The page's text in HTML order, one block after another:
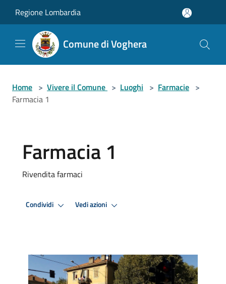
Regione Lombardia
Comune di Voghera
Home > Vivere il Comune > Luoghi > Farmacie >
Farmacia 1
Farmacia 1
Rivendita farmaci
Condividi Vedi azioni